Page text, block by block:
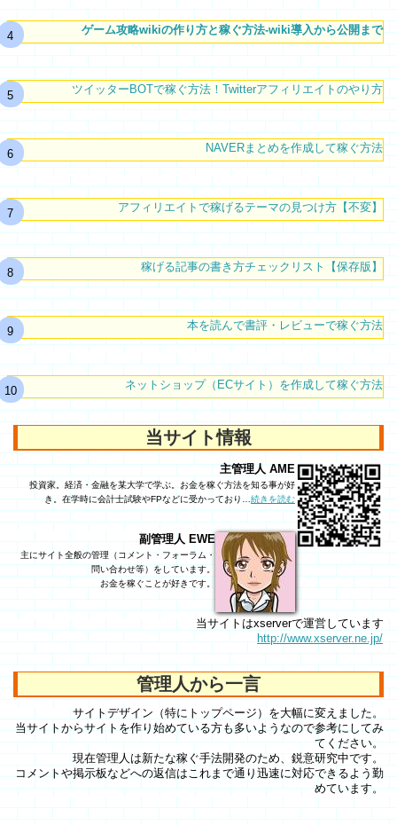
ゲーム攻略wikiの作り方と稼ぐ方法-wiki導入から公開まで
ツイッターBOTで稼ぐ方法！Twitterアフィリエイトのやり方
NAVERまとめを作成して稼ぐ方法
アフィリエイトで稼げるテーマの見つけ方【不変】
稼げる記事の書き方チェックリスト【保存版】
本を読んで書評・レビューで稼ぐ方法
ネットショップ（ECサイト）を作成して稼ぐ方法
当サイト情報
主管理人 AME
投資家。経済・金融を某大学で学ぶ。お金を稼ぐ方法を知る事が好
き。在学時に会計士試験やFPなどに受かっており…続きを読む
副管理人 EWE
主にサイト全般の管理（コメント・フォーラム・
問い合わせ等）をしています。
お金を稼ぐことが好きです。
当サイトはxserverで運営しています
http://www.xserver.ne.jp/
管理人から一言
サイトデザイン（特にトップページ）を大幅に変えました。
当サイトからサイトを作り始めている方も多いようなので参考にしてみ
てください。
現在管理人は新たな稼ぐ手法開発のため、鋭意研究中です。
コメントや掲示板などへの返信はこれまで通り迅速に対応できるよう勤
めています。